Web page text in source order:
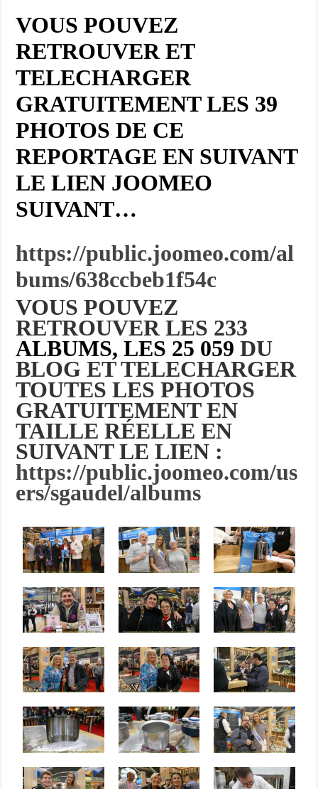
VOUS POUVEZ
RETROUVER ET
TELECHARGER
GRATUITEMENT LES 39
PHOTOS DE CE
REPORTAGE EN SUIVANT
LE LIEN JOOMEO
SUIVANT…
https://public.joomeo.com/al
bums/638ccbeb1f54c
VOUS POUVEZ
RETROUVER LES 233
ALBUMS, LES 25 059 DU
BLOG ET TELECHARGER
TOUTES LES PHOTOS
GRATUITEMENT EN
TAILLE RÉELLE EN
SUIVANT LE LIEN :
https://public.joomeo.com/us
ers/sgaudel/albums